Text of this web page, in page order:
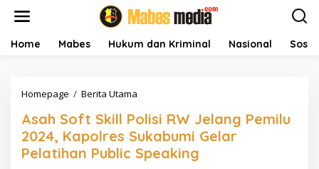
Home Mabes Hukum dan Kriminal Nasional
Homepage / Berita Utama
a
h
S
o
Asah Soft Skill Polisi RW Jelang Pemilu
2024, Kapolres Sukabumi Gelar
Pelatihan Public Speaking